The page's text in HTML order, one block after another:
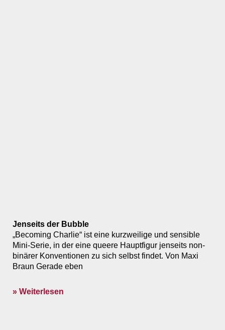
Jenseits der Bubble
„Becoming Charlie“ ist eine kurzweilige und sensible
Mini-Serie, in der eine queere Hauptfigur jenseits non-
binärer Konventionen zu sich selbst findet. Von Maxi
Braun Gerade eben
» Weiterlesen